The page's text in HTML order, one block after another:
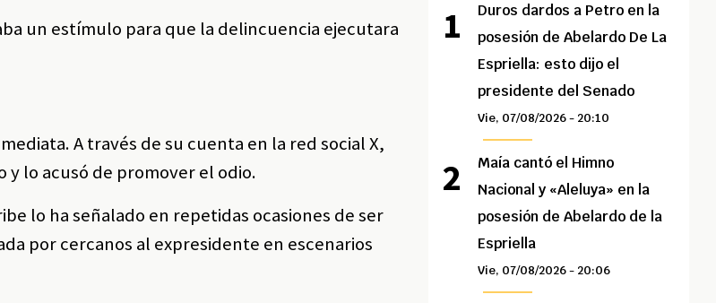
un estímulo para que la delincuencia ejecutara
A través de su cuenta en la red social X,
y lo acusó de promover el odio.
lo ha señalado en repetidas ocasiones de ser
por cercanos al expresidente en escenarios
Duros dardos a Petro en la
posesión de Abelardo De La
Espriella: esto dijo el
presidente del Senado
Vie, 07/08/2026 - 20:10
Maía cantó el Himno
Nacional y «Aleluya» en la
posesión de Abelardo de la
Espriella
Vie, 07/08/2026 - 20:06